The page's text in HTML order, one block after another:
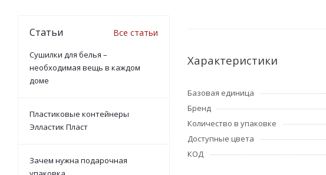
Характеристики
Базовая единица
Бренд
Количество в упаковке
Доступные цвета
КОД
Статьи Все статьи
Сушилки для белья –
необходимая вещь в каждом
доме
Пластиковые контейнеры
Элластик Пласт
Зачем нужна подарочная